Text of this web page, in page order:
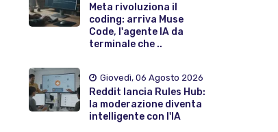
Meta rivoluziona il
coding: arriva Muse
Code, l'agente IA da
terminale che ..
Giovedì, 06 Agosto 2026
Reddit lancia Rules Hub:
la moderazione diventa
intelligente con l'IA